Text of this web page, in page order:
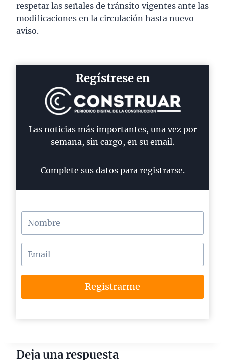
respetar las señales de tránsito vigentes ante las
modificaciones en la circulación hasta nuevo
aviso.
Regístrese en
Las noticias más importantes, una vez por
semana, sin cargo, en su email.
Complete sus datos para registrarse.
Registrarme
Deja una respuesta